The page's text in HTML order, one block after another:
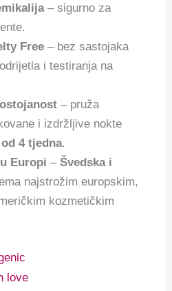
– sigurno za
Free – bez sastojaka
i testiranja na
– pruža
i izdržljive nokte
4 tjedna.
Europi –Švedska i
najstrožim europskim,
kozmetičkim